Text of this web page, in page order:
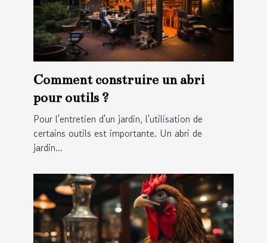
Comment construire un abri
pour outils ?
Pour l'entretien d'un jardin, l'utilisation de
certains outils est importante. Un abri de
jardin...